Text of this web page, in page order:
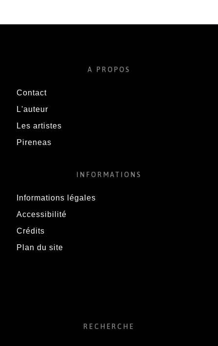
A PROPOS
Contact
L'auteur
Les artistes
Pireneas
INFORMATIONS
Informations légales
Accessibilité
Crédits
Plan du site
RECHERCHE